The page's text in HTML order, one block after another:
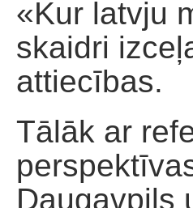
«Kur latvju
skaidri
attiecības.
Tālāk ar
Daugavpils